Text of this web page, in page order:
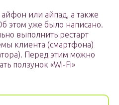
или айпад, а также
этом уже было написано.
выполнить рестарт
клиента (смартфона)
Перед этим можно
ползунок «Wi-Fi»